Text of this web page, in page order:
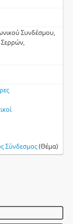
Συνδέσμου,
Σύνδεσμος(Θέμα)